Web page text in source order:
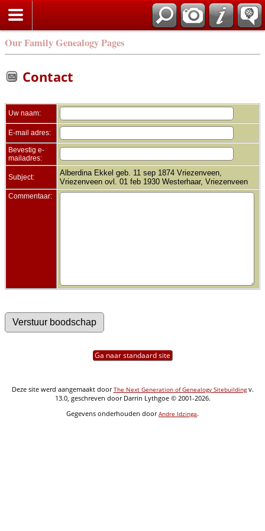
Our Family Genealogy Pages
Contact
Uw naam:
E-mail adres:
Bevestig e-
mailadres:
Subject:
Alberdina Ekkel geb. 11 sep 1874 Vriezenveen,
Vriezenveen ovl. 01 feb 1930 Westerhaar, Vriezenveen
Commentaar:
Ga naar standaard site
Deze site werd aangemaakt doorThe Next Generation of Genealogy Sitebuildingv.
13.0, geschreven door Darrin Lythgoe © 2001-2026.
Gegevens onderhouden doorAndre Idzinga.